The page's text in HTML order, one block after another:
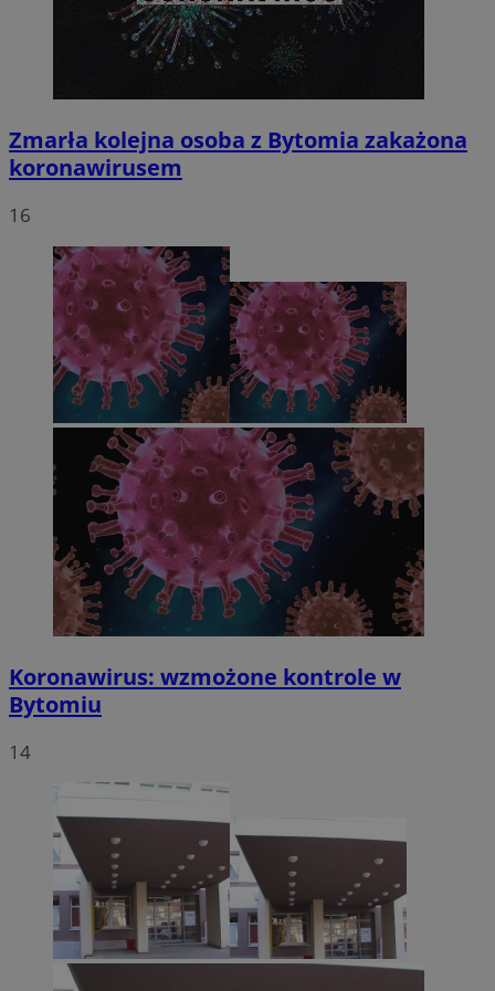
Zmarła kolejna osoba z Bytomia zakażona
koronawirusem
16
Koronawirus: wzmożone kontrole w
Bytomiu
14